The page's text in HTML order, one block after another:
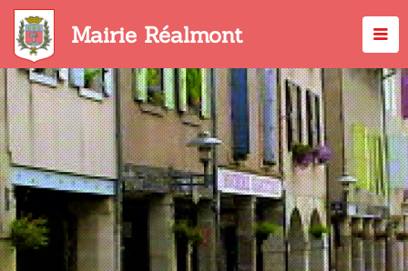
Aller
contenu
principal
Mairie Réalmont